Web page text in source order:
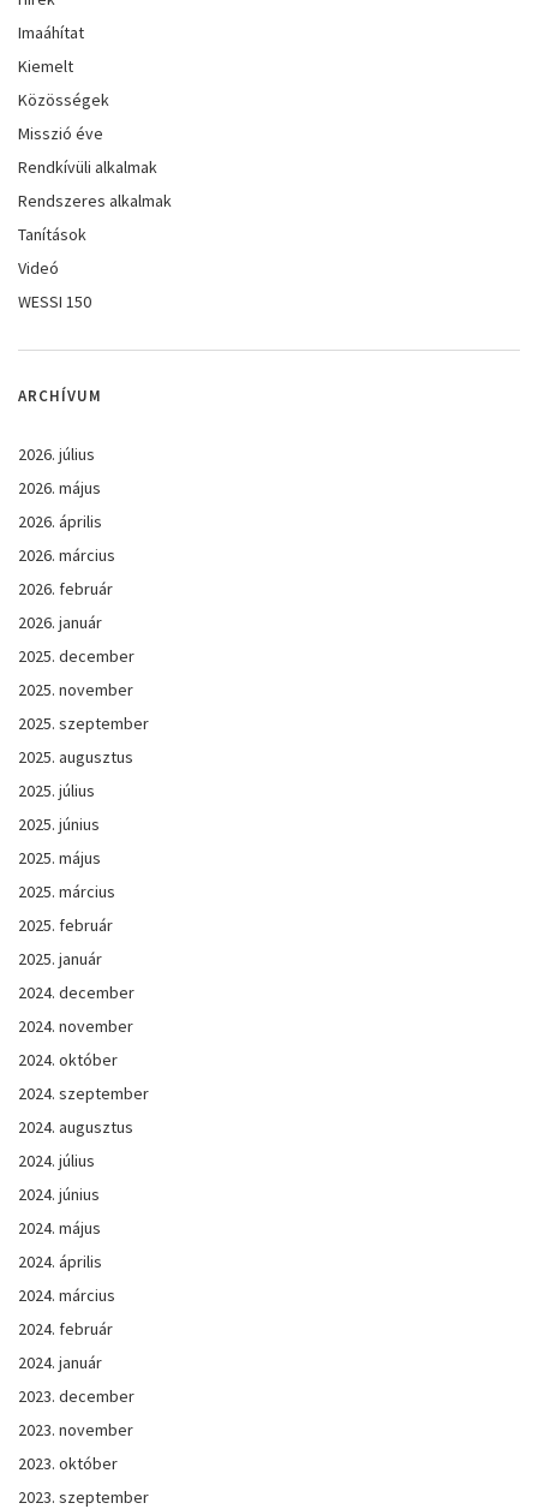
Imaáhítat
Kiemelt
Közösségek
Misszió éve
Rendkívüli alkalmak
Rendszeres alkalmak
Tanítások
Videó
WESSI 150
ARCHÍVUM
2026. július
2026. május
2026. április
2026. március
2026. február
2026. január
2025. december
2025. november
2025. szeptember
2025. augusztus
2025. július
2025. június
2025. május
2025. március
2025. február
2025. január
2024. december
2024. november
2024. október
2024. szeptember
2024. augusztus
2024. július
2024. június
2024. május
2024. április
2024. március
2024. február
2024. január
2023. december
2023. november
2023. október
2023. szeptember